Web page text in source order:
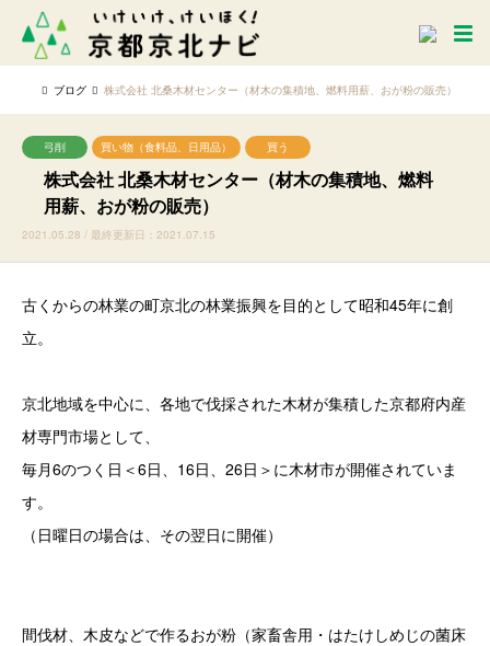
ブログ 株式会社 北桑木材センター（材木の集積地、燃料用薪、おが粉の販売）
弓削 買い物（食料品、日用品） 買う
株式会社 北桑木材センター（材木の集積地、燃料
用薪、おが粉の販売）
2021.05.28 / 最終更新日：2021.07.15
古くからの林業の町京北の林業振興を目的として昭和45年に創
立。
京北地域を中心に、各地で伐採された木材が集積した京都府内産
材専門市場として、
毎月6のつく日＜6日、16日、26日＞に木材市が開催されていま
す。
（日曜日の場合は、その翌日に開催）
間伐材、木皮などで作るおが粉（家畜舎用・はたけしめじの菌床